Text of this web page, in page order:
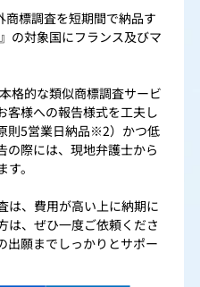
標調査を短期間で納品す
の対象国にフランス及びマ
格的な類似商標調査サービ
様への報告様式を工夫し
則5営業日納品※2）かつ低
際には、現地弁護士から
。
、費用が高い上に納期に
、ぜひ一度ご依頼くださ
願までしっかりとサポー